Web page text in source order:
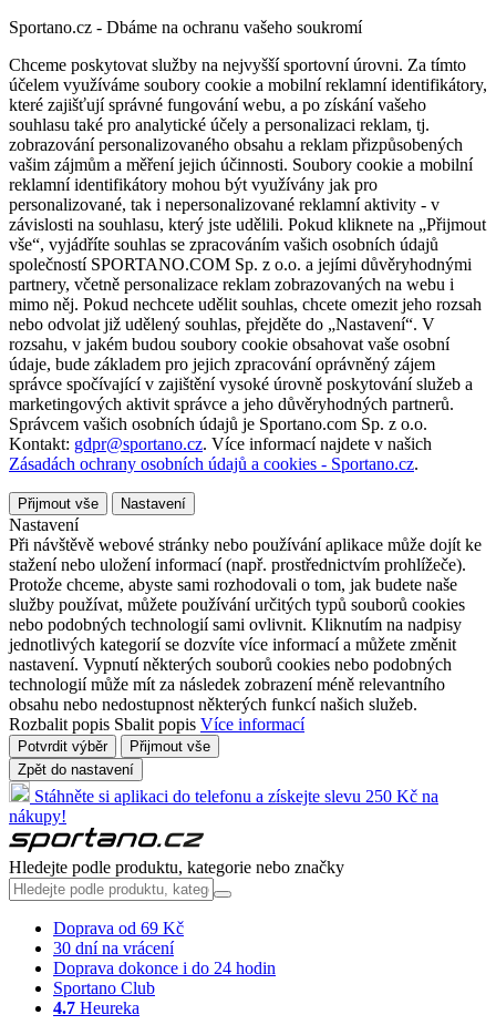
Sportano.cz - Dbáme na ochranu vašeho soukromí
Chceme poskytovat služby na nejvyšší sportovní úrovni. Za tímto
účelem využíváme soubory cookie a mobilní reklamní identifikátory,
které zajišťují správné fungování webu, a po získání vašeho
souhlasu také pro analytické účely a personalizaci reklam, tj.
zobrazování personalizovaného obsahu a reklam přizpůsobených
vašim zájmům a měření jejich účinnosti. Soubory cookie a mobilní
reklamní identifikátory mohou být využívány jak pro
personalizované, tak i nepersonalizované reklamní aktivity - v
závislosti na souhlasu, který jste udělili. Pokud kliknete na „Přijmout
vše“, vyjádříte souhlas se zpracováním vašich osobních údajů
společností SPORTANO.COM Sp. z o.o. a jejími důvěryhodnými
partnery, včetně personalizace reklam zobrazovaných na webu i
mimo něj. Pokud nechcete udělit souhlas, chcete omezit jeho rozsah
nebo odvolat již udělený souhlas, přejděte do „Nastavení“. V
rozsahu, v jakém budou soubory cookie obsahovat vaše osobní
údaje, bude základem pro jejich zpracování oprávněný zájem
správce spočívající v zajištění vysoké úrovně poskytování služeb a
marketingových aktivit správce a jeho důvěryhodných partnerů.
Správcem vašich osobních údajů je Sportano.com Sp. z o.o.
Kontakt: gdpr@sportano.cz. Více informací najdete v našich
Zásadách ochrany osobních údajů a cookies - Sportano.cz.
Přijmout vše Nastavení
Nastavení
Při návštěvě webové stránky nebo používání aplikace může dojít ke
stažení nebo uložení informací (např. prostřednictvím prohlížeče).
Protože chceme, abyste sami rozhodovali o tom, jak budete naše
služby používat, můžete používání určitých typů souborů cookies
nebo podobných technologií sami ovlivnit. Kliknutím na nadpisy
jednotlivých kategorií se dozvíte více informací a můžete změnit
nastavení. Vypnutí některých souborů cookies nebo podobných
technologií může mít za následek zobrazení méně relevantního
obsahu nebo nedostupnost některých funkcí našich služeb.
Rozbalit popis Sbalit popis Více informací
Potvrdit výběr
Přijmout vše
Zpět do nastavení
Stáhněte si aplikaci do telefonu a získejte slevu 250 Kč na
nákupy!
Hledejte podle produktu, kategorie nebo značky
Doprava od 69 Kč
30 dní na vrácení
Doprava dokonce i do 24 hodin
Sportano Club
4.7 Heureka